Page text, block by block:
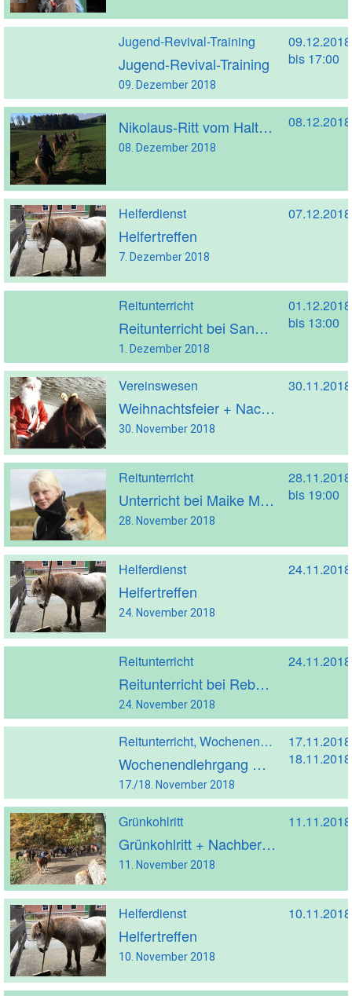
Jugend-Revival-Training
Jugend-Revival-Training
09. Dezember 2018
bis 17:00
Nikolaus-Ritt vom Halterbergshof
08. Dezember 2018
Helferdienst
Helfertreffen
7. Dezember 2018
Reitunterricht
Reitunterricht bei Sandra Lülf
1. Dezember 2018
bis 13:00
Vereinswesen
Weihnachtsfeier + Nachbericht + Fotos
30. November 2018
Reitunterricht
Unterricht bei Maike Morbach
28. November 2018
bis 19:00
Helferdienst
Helfertreffen
24. November 2018
Reitunterricht
Reitunterricht bei Rebekka Rückle
24. November 2018
24.11.2018
Reitunterricht, Wochenendreitkurs
Wochenendlehrgang mit Sandra Lülf
17./18. November 2018
18.11.2018
Grünkohlritt
Grünkohlritt + Nachbericht + Fotos
11. November 2018
Helferdienst
Helfertreffen
10. November 2018